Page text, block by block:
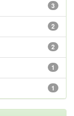
3
2
2
1
1